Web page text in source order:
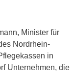
Minister für
Nordrhein-
in
Unternehmen, die